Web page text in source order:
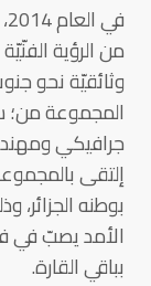
من الرؤية
وثائقيّة نحو
المجموعة من؛
جرافيكي
إلتقى
بوطنه
الأمد يصبّ في
بباقي القارة.